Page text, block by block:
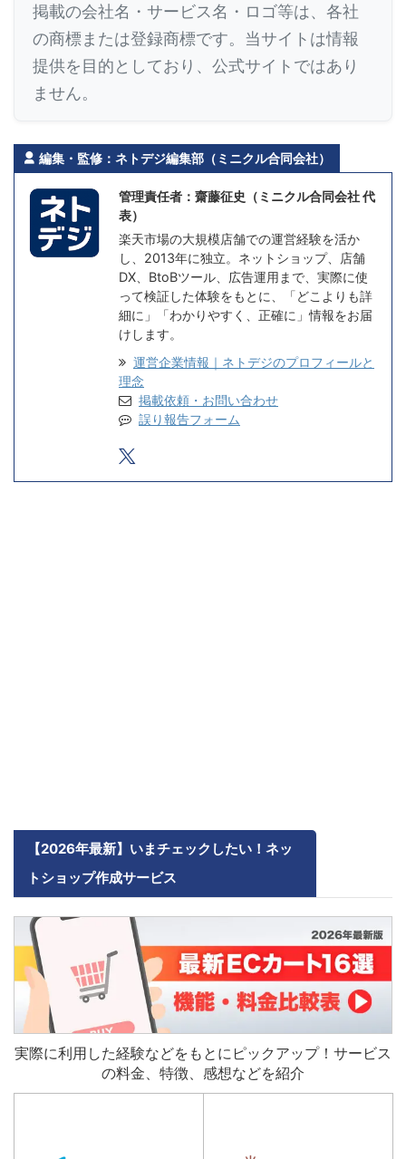
掲載の会社名・サービス名・ロゴ等は、各社
の商標または登録商標です。当サイトは情報
提供を目的としており、公式サイトではあり
ません。
編集・監修：ネトデジ編集部（ミニクル合同会社）
管理責任者：齋藤征史（ミニクル合同会社 代
表）
楽天市場の大規模店舗での運営経験を活か
し、2013年に独立。ネットショップ、店舗
DX、BtoBツール、広告運用まで、実際に使
って検証した体験をもとに、「どこよりも詳
細に」「わかりやすく、正確に」情報をお届
けします。
運営企業情報｜ネトデジのプロフィールと
理念
掲載依頼・お問い合わせ
誤り報告フォーム
【2026年最新】いまチェックしたい！ネッ
トショップ作成サービス
実際に利用した経験などをもとにピックアップ！サービス
の料金、特徴、感想などを紹介